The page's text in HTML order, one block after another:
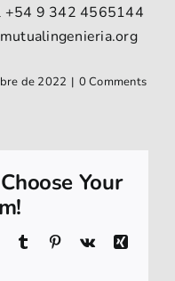
+54 9 342 4565144
de 2022 | 0 Comments
Your
Tumblr Pinterest
Vk
Xing